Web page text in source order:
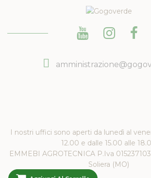
I nostri uffici sono aperti da lunedì al
12.00 e dalle 15.00 alle
EMMEBI AGROTECNICA P.Iva
Soliera (MO)